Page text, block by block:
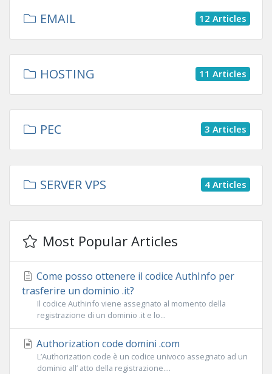
12 Articles
EMAIL
11 Articles
HOSTING
3 Articles
PEC
4 Articles
SERVER VPS
Most Popular Articles
Come posso ottenere il codice AuthInfo per
trasferire un dominio .it?
Il codice Authinfo viene assegnato al momento della
registrazione di un dominio .it e lo...
Authorization code domini .com
L’Authorization code è un codice univoco assegnato ad un
dominio all’ atto della registrazione....